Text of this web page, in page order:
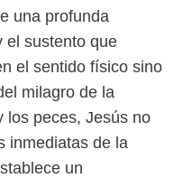
una profunda
el sustento que
el sentido físico sino
milagro de la
los peces, Jesús no
inmediatas de la
un